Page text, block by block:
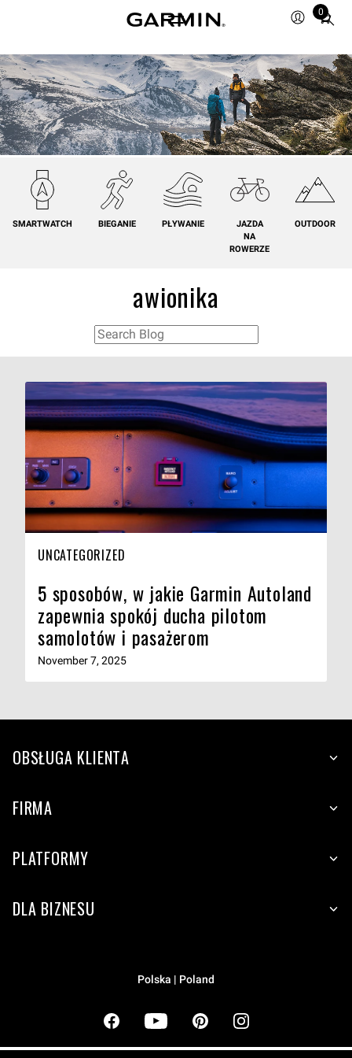
0
Total
in
cart:
0
SMARTWATCH BIEGANIE PŁYWANIE
JAZDA
NA
ROWERZE
OUTDOOR
awionika
UNCATEGORIZED
5 sposobów, w jakie Garmin Autoland
zapewnia spokój ducha pilotom
samolotów i pasażerom
November 7, 2025
OBSŁUGA KLIENTA
FIRMA
PLATFORMY
DLA BIZNESU
Polska | Poland